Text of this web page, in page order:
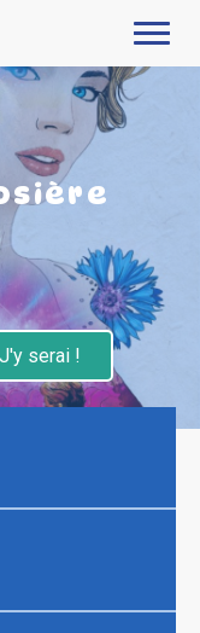
J'y serai !